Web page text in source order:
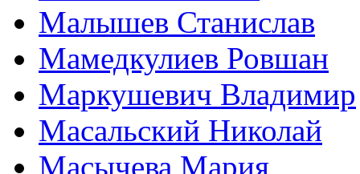
Малышев Станислав
Мамедкулиев Ровшан
Маркушевич Владимир
Масальский Николай
Масычева Мария